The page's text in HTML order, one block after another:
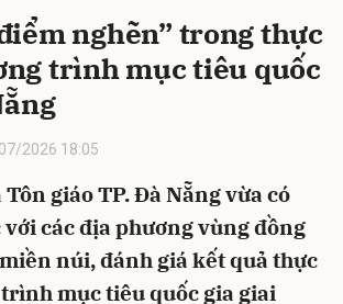
nghẽn” trong thực
trình mục tiêu quốc
2026 18:05
Tôn giáo TP. Đà Nẵng vừa có
các địa phương vùng đồng
núi, đánh giá kết quả thực
mục tiêu quốc gia giai